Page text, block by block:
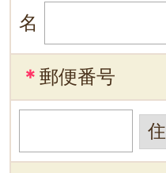
名
＊ 郵便番号